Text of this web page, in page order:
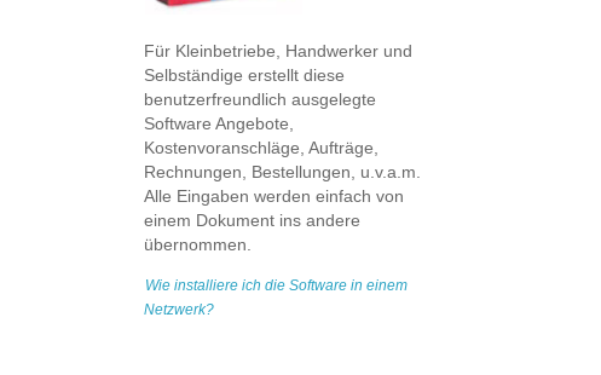
Für Kleinbetriebe, Handwerker und
Selbständige erstellt diese
benutzerfreundlich ausgelegte
Software Angebote,
Kostenvoranschläge, Aufträge,
Rechnungen, Bestellungen, u.v.a.m.
Alle Eingaben werden einfach von
einem Dokument ins andere
übernommen.
Wie installiere ich die Software in einem
Netzwerk?